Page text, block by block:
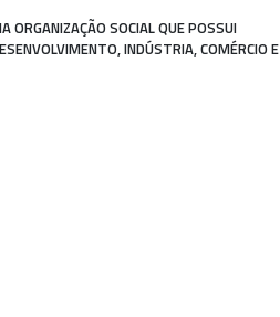
SOCIAL QUE POSSUI
INDÚSTRIA, COMÉRCIO E